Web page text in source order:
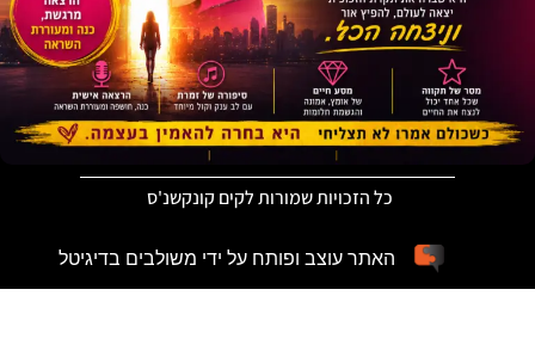
כל הזכויות שמורות לקים קונקשנ'ס
האתר עוצב ופותח על ידי משולבים בדיגיטל